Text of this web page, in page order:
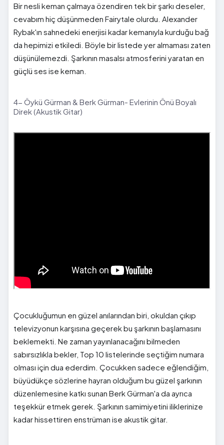
Bir nesli keman çalmaya özendiren tek bir şarkı deseler,
cevabım hiç düşünmeden Fairytale olurdu. Alexander
Rybak'ın sahnedeki enerjisi kadar kemanıyla kurduğu bağ
da hepimizi etkiledi. Böyle bir listede yer almaması zaten
düşünülemezdi. Şarkının masalsı atmosferini yaratan en
güçlü ses ise keman.
4- Öykü Gürman & Berk Gürman- Evlerinin Önü Boyalı
Direk (Akustik Gitar)
Çocukluğumun en güzel anılarından biri, okuldan çıkıp
televizyonun karşısına geçerek bu şarkının başlamasını
beklemekti. Ne zaman yayınlanacağını bilmeden
sabırsızlıkla bekler, Top 10 listelerinde seçtiğim numara
olması için dua ederdim. Çocukken sadece eğlendiğim,
büyüdükçe sözlerine hayran olduğum bu güzel şarkının
düzenlemesine katkı sunan Berk Gürman'a da ayrıca
teşekkür etmek gerek. Şarkının samimiyetini iliklerinize
kadar hissettiren enstrüman ise akustik gitar.